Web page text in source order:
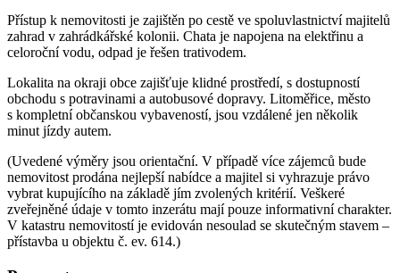
Přístup k nemovitosti je zajištěn po cestě ve spoluvlastnictví majitelů
zahrad v zahrádkářské kolonii. Chata je napojena na elektřinu a
celoroční vodu, odpad je řešen trativodem.
Lokalita na okraji obce zajišťuje klidné prostředí, s dostupností
obchodu s potravinami a autobusové dopravy. Litoměřice, město
s kompletní občanskou vybaveností, jsou vzdálené jen několik
minut jízdy autem.
(Uvedené výměry jsou orientační. V případě více zájemců bude
nemovitost prodána nejlepší nabídce a majitel si vyhrazuje právo
vybrat kupujícího na základě jím zvolených kritérií. Veškeré
zveřejněné údaje v tomto inzerátu mají pouze informativní charakter.
V katastru nemovitostí je evidován nesoulad se skutečným stavem –
přístavba u objektu č. ev. 614.)